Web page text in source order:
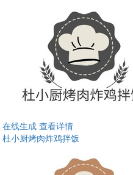
在线生成 查看详情
杜小厨烤肉炸鸡拌饭